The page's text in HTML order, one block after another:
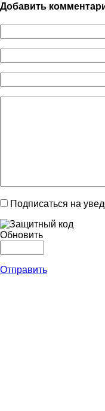
Добавить
Подписаться на
Обновить
Отправить